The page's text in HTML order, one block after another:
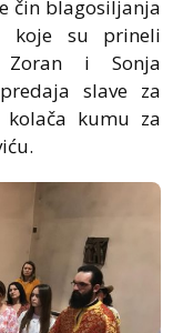
čin blagosiljanja
koje su prineli
Zoran i Sonja
slave za
kumu za